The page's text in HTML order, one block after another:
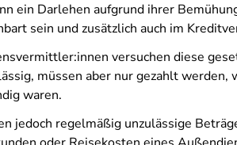
ein Darlehen aufgrund ihrer
sein und zusätzlich auch im
versuchen diese
müssen aber nur gezahlt
waren.
jedoch regelmäßig unzulässige